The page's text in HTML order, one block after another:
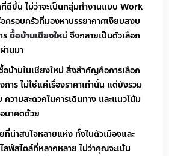
ขึ้น ไม่ว่าจะเป็นกลุ่มทำงานแบบ Work
รอบครัวที่มองหาบรรยากาศเงียบสงบ
รซื้อบ้านเชียงใหม่จึงกลายเป็นตัวเลือก
านมา
บ้านในเชียงใหม่ สิ่งสำคัญคือการเลือก
าร ไม่ใช่แค่เรื่องราคาเท่านั้น แต่ยังรวม
วามสะดวกในการเดินทาง และแนวโน้ม
นาคตด้วย
ที่น่าสนใจหลายแห่ง ทั้งในตัวเมืองและ
ฟ์สไตล์ที่หลากหลาย ไม่ว่าคุณจะเน้น